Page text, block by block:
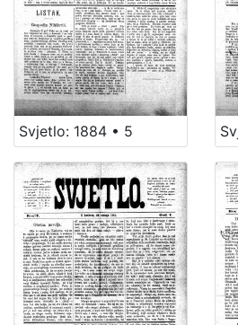
Svjetlo: 1884 • 5